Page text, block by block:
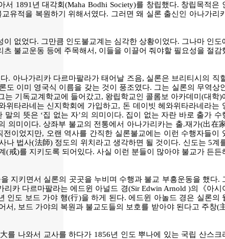
1891년 대각회(Maha Bodhi Society)를 창립했다. 창립목적은
유적을 복원하기 위해서였다. 그러면 왜 실론 출신인 아나가리
없었다. 그만큼 인도불교계는 심각한 상황이었다. 그나마 인도
불교운동 등에 주목해서, 이들을 이끌어 줘야할 필요성을 절감
. 아나가리카 다르마팔라가 태어날 즈음, 실론은 브리티시의 직
이미 영국식 이름을 갖는 것이 풍조였다. 그는 실론의 무역상
는 기독교계학교에 들어갔고, 왕립학교인 콜롬보 아카데미(대학)
타라네는 신지학회에 가입하고, 돈 데이빗 헤와위타라네라는
의 뜻은 ‘집 없는 자’의 의미이다. 집이 없는 자란 바로 출가 수
의미이다. 상좌부 불교의 전통에서 아나가리카는 출.재가(出在
이었지만, 오랜 역사를 간직한 실론불교에는 이런 수행자들이
나 법사(法師) 정도의 위치라고 생각하면 될 것이다. 신도는 5계
(戒)를 지키도록 되어있다. 사실 이런 분들이 많아야 불교가 든든
지키면서 실론의 곳곳을 누비며 수행과 불교 부흥운동을 했다.
카 다르마팔라는 에드윈 아널드 경(Sir Edwin Arnold )의《아시
인도 보드 가야 행(行)을 하게 된다. 에드윈 아놀드 경은 실론의
서, 보드 가야의 복원과 불교도들의 보호를 받아야 된다고 주창(
를 나와서 교사를 하다가 1856년 인도 뿌나에 있는 국립 산스크